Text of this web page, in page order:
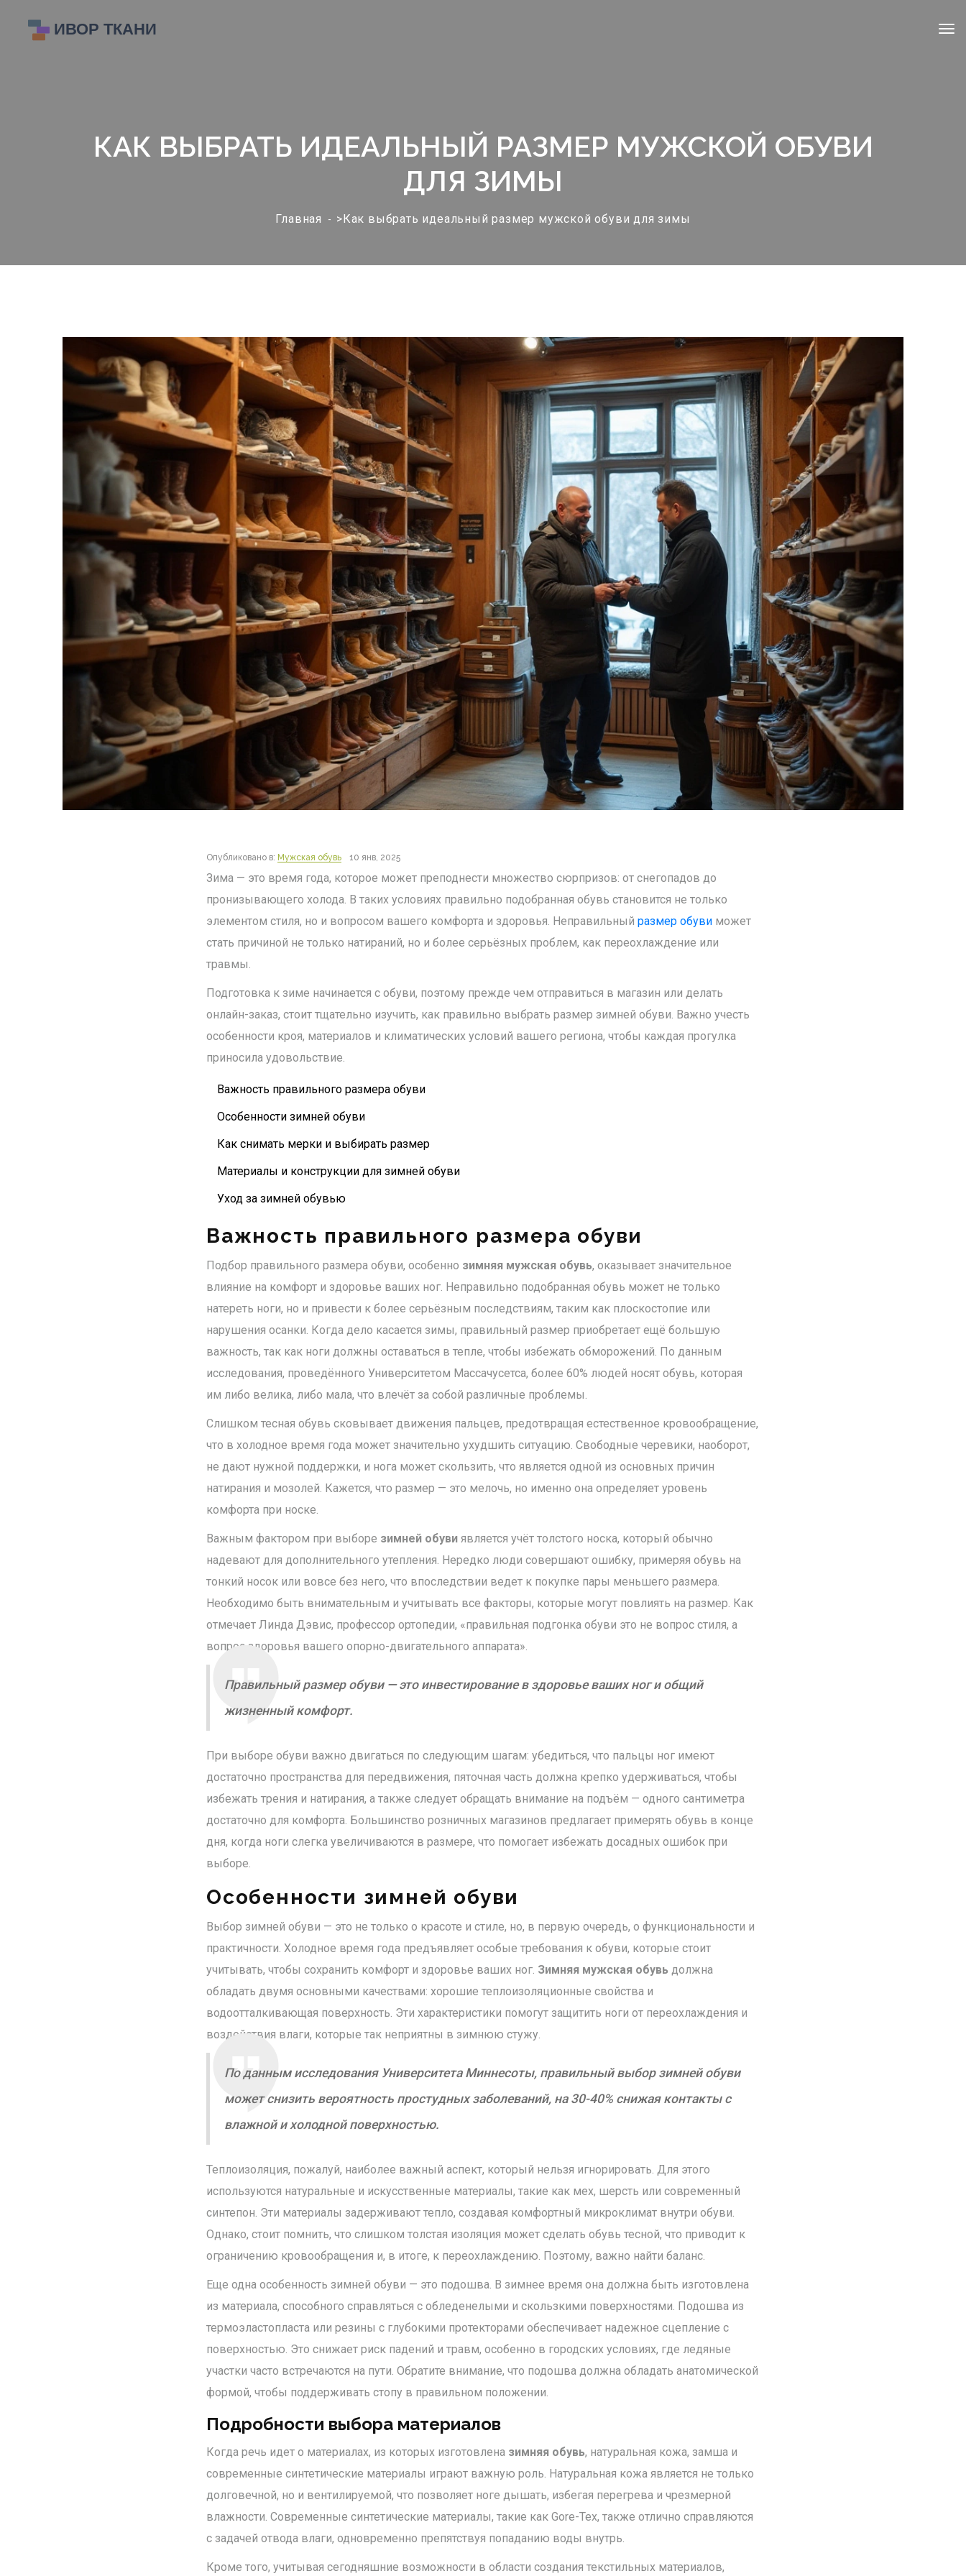
КАК ВЫБРАТЬ ИДЕАЛЬНЫЙ РАЗМЕР МУЖСКОЙ ОБУВИ
ДЛЯ ЗИМЫ
Главная >Как выбрать идеальный размер мужской обуви для зимы
Опубликовано в: Мужская обувь 10 янв, 2025
Зима — это время года, которое может преподнести множество сюрпризов: от снегопадов до
пронизывающего холода. В таких условиях правильно подобранная обувь становится не только
элементом стиля, но и вопросом вашего комфорта и здоровья. Неправильный размер обуви может
стать причиной не только натираний, но и более серьёзных проблем, как переохлаждение или
травмы.
Подготовка к зиме начинается с обуви, поэтому прежде чем отправиться в магазин или делать
онлайн-заказ, стоит тщательно изучить, как правильно выбрать размер зимней обуви. Важно учесть
особенности кроя, материалов и климатических условий вашего региона, чтобы каждая прогулка
приносила удовольствие.
Важность правильного размера обуви
Особенности зимней обуви
Как снимать мерки и выбирать размер
Материалы и конструкции для зимней обуви
Уход за зимней обувью
Важность правильного размера обуви
Подбор правильного размера обуви, особенно зимняя мужская обувь, оказывает значительное
влияние на комфорт и здоровье ваших ног. Неправильно подобранная обувь может не только
натереть ноги, но и привести к более серьёзным последствиям, таким как плоскостопие или
нарушения осанки. Когда дело касается зимы, правильный размер приобретает ещё большую
важность, так как ноги должны оставаться в тепле, чтобы избежать обморожений. По данным
исследования, проведённого Университетом Массачусетса, более 60% людей носят обувь, которая
им либо велика, либо мала, что влечёт за собой различные проблемы.
Слишком тесная обувь сковывает движения пальцев, предотвращая естественное кровообращение,
что в холодное время года может значительно ухудшить ситуацию. Свободные черевики, наоборот,
не дают нужной поддержки, и нога может скользить, что является одной из основных причин
натирания и мозолей. Кажется, что размер — это мелочь, но именно она определяет уровень
комфорта при носке.
Важным фактором при выборе зимней обуви является учёт толстого носка, который обычно
надевают для дополнительного утепления. Нередко люди совершают ошибку, примеряя обувь на
тонкий носок или вовсе без него, что впоследствии ведет к покупке пары меньшего размера.
Необходимо быть внимательным и учитывать все факторы, которые могут повлиять на размер. Как
отмечает Линда Дэвис, профессор ортопедии, «правильная подгонка обуви это не вопрос стиля, а
вопрос здоровья вашего опорно-двигательного аппарата».
Правильный размер обуви — это инвестирование в здоровье ваших ног и общий
жизненный комфорт.
При выборе обуви важно двигаться по следующим шагам: убедиться, что пальцы ног имеют
достаточно пространства для передвижения, пяточная часть должна крепко удерживаться, чтобы
избежать трения и натирания, а также следует обращать внимание на подъём — одного сантиметра
достаточно для комфорта. Большинство розничных магазинов предлагает примерять обувь в конце
дня, когда ноги слегка увеличиваются в размере, что помогает избежать досадных ошибок при
выборе.
Особенности зимней обуви
Выбор зимней обуви — это не только о красоте и стиле, но, в первую очередь, о функциональности и
практичности. Холодное время года предъявляет особые требования к обуви, которые стоит
учитывать, чтобы сохранить комфорт и здоровье ваших ног. Зимняя мужская обувь должна
обладать двумя основными качествами: хорошие теплоизоляционные свойства и
водоотталкивающая поверхность. Эти характеристики помогут защитить ноги от переохлаждения и
воздействия влаги, которые так неприятны в зимнюю стужу.
По данным исследования Университета Миннесоты, правильный выбор зимней обуви
может снизить вероятность простудных заболеваний, на 30-40% снижая контакты с
влажной и холодной поверхностью.
Теплоизоляция, пожалуй, наиболее важный аспект, который нельзя игнорировать. Для этого
используются натуральные и искусственные материалы, такие как мех, шерсть или современный
синтепон. Эти материалы задерживают тепло, создавая комфортный микроклимат внутри обуви.
Однако, стоит помнить, что слишком толстая изоляция может сделать обувь тесной, что приводит к
ограничению кровообращения и, в итоге, к переохлаждению. Поэтому, важно найти баланс.
Еще одна особенность зимней обуви — это подошва. В зимнее время она должна быть изготовлена
из материала, способного справляться с обледенелыми и скользкими поверхностями. Подошва из
термоэластопласта или резины с глубокими протекторами обеспечивает надежное сцепление с
поверхностью. Это снижает риск падений и травм, особенно в городских условиях, где ледяные
участки часто встречаются на пути. Обратите внимание, что подошва должна обладать анатомической
формой, чтобы поддерживать стопу в правильном положении.
Подробности выбора материалов
Когда речь идет о материалах, из которых изготовлена зимняя обувь, натуральная кожа, замша и
современные синтетические материалы играют важную роль. Натуральная кожа является не только
долговечной, но и вентилируемой, что позволяет ноге дышать, избегая перегрева и чрезмерной
влажности. Современные синтетические материалы, такие как Gore-Tex, также отлично справляются
с задачей отвода влаги, одновременно препятствуя попаданию воды внутрь.
Кроме того, учитывая сегодняшние возможности в области создания текстильных материалов,